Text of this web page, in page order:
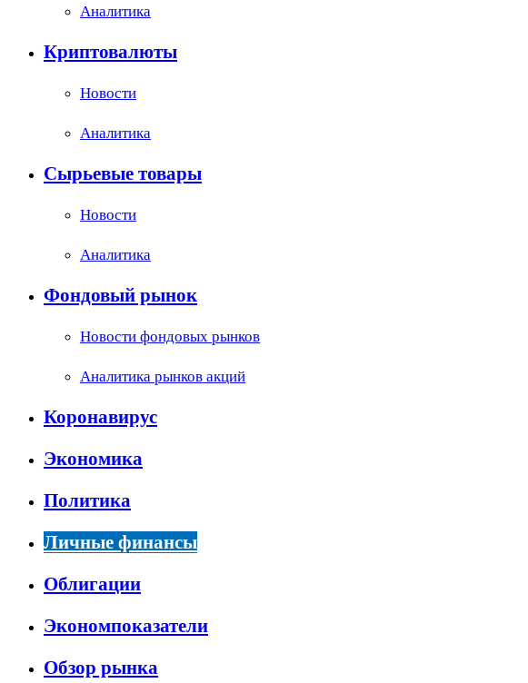
Аналитика
Криптовалюты
Новости
Аналитика
Сырьевые товары
Новости
Аналитика
Фондовый рынок
Новости фондовых рынков
Аналитика рынков акций
Коронавирус
Экономика
Политика
Личные финансы
Облигации
Экономпоказатели
Обзор рынка